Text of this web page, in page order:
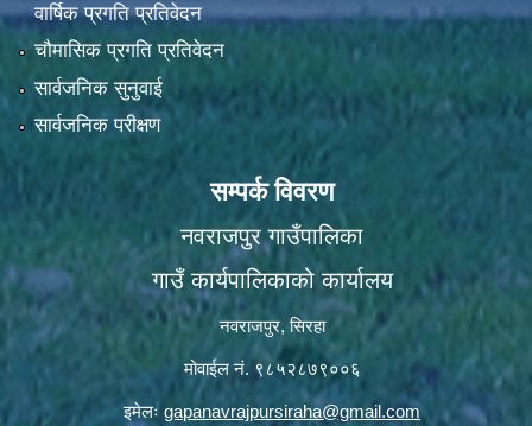
वार्षिक प्रगति प्रतिवेदन
चौमासिक प्रगति प्रतिवेदन
सार्वजनिक सुनुवाई
सार्वजनिक परीक्षण
सम्पर्क विवरण
नवराजपुर गाउँपालिका
गाउँ कार्यपालिकाको कार्यालय
नवराजपुर, सिरहा
मोवाईल नं. ९८५२८७९००६
इमेलः gapanavrajpursiraha@gmail.com